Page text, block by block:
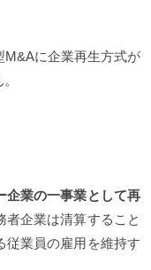
M&Aに企業再生方式が
企業の一事業として再
企業は清算すること
従業員の雇用を維持す